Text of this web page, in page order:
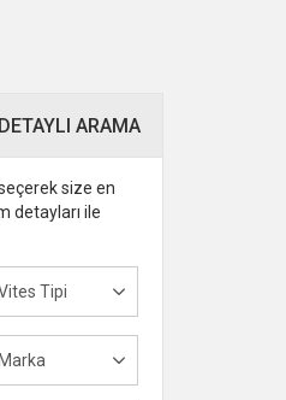
DETAYLI ARAMA
size en
detayları ile
Tipi
Marka